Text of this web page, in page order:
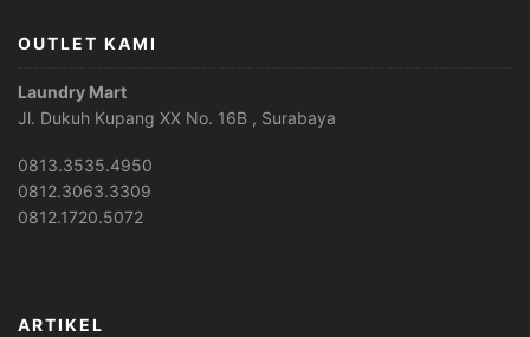
OUTLET KAMI
Laundry Mart
Jl. Dukuh Kupang XX No. 16B , Surabaya
0813.3535.4950
0812.3063.3309
0812.1720.5072
ARTIKEL